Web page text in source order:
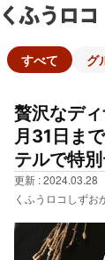
すべて グ
贅沢なデ
月31日ま
テルで特
更新 : 2024.03.28
くふうロコしずお